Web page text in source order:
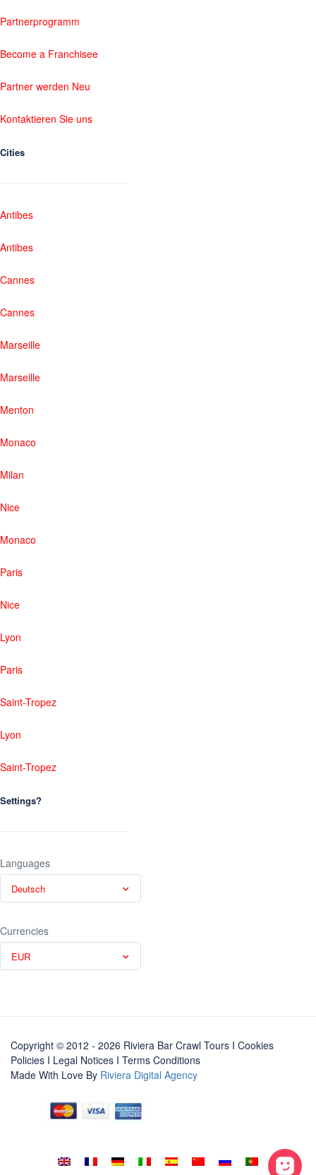
Partnerprogramm
Become a Franchisee
Partner werden Neu
Kontaktieren Sie uns
Cities
Antibes
Antibes
Cannes
Cannes
Marseille
Marseille
Menton
Monaco
Milan
Nice
Monaco
Paris
Nice
Lyon
Paris
Saint-Tropez
Lyon
Saint-Tropez
Settings?
Languages
Deutsch
Currencies
EUR
Copyright © 2012 - 2026 Riviera Bar Crawl Tours I Cookies
Policies I Legal Notices I Terms Conditions
Made With Love By Riviera Digital Agency